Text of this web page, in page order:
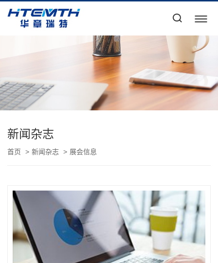
新闻杂志
首页 新闻杂志 展会信息